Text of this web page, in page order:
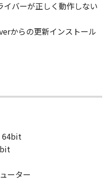
and you shall
to do so.
including any
in all respects
intellectual property
Except as
no license or right,
conveyed or
バーが正しく動作しない
からの更新インストール
64bit
ーター